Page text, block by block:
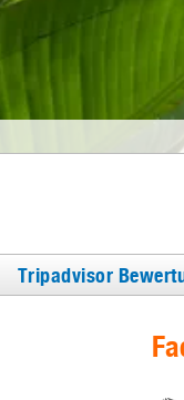
Tripadvisor